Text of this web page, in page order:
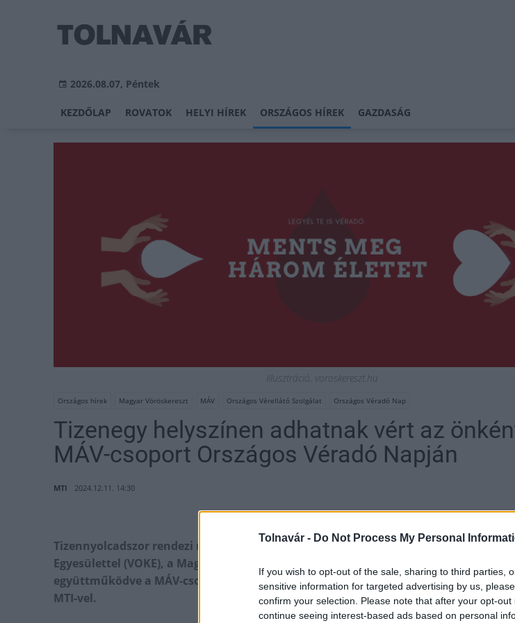
Tolnavár - Do Not Process My Personal
If you wish to opt-out of the sale, sharing to third parties,
sensitive information for targeted advertising by us,
confirm your selection. Please note that after your opt-
continue seeing interest-based ads based on personal
2026.08.07, Péntek
KEZDŐLAP ROVATOK HELYI HÍREK ORSZÁGOS HÍREK GAZDASÁG
Illusztráció, voroskereszt.hu
Országos hírek Magyar Vöröskereszt MÁV Országos Vérellátó Szolgálat Országos Véradó Nap
Tizenegy helyszínen adhatnak vért az
MÁV-csoport Országos Véradó Napján
MTI 2024.12.11. 14:30
Tizennyolcadszor rendezi meg a MÁV-csoport a Vasutas Országos Közművelődési és
Egyesülettel (VOKE), a Magyar Vöröskereszttel és az Országos Vérellátó Szolgálattal
együttműködve a MÁV-csoport Országos Véradó Napot pénteken - közölte a
MTI-vel.